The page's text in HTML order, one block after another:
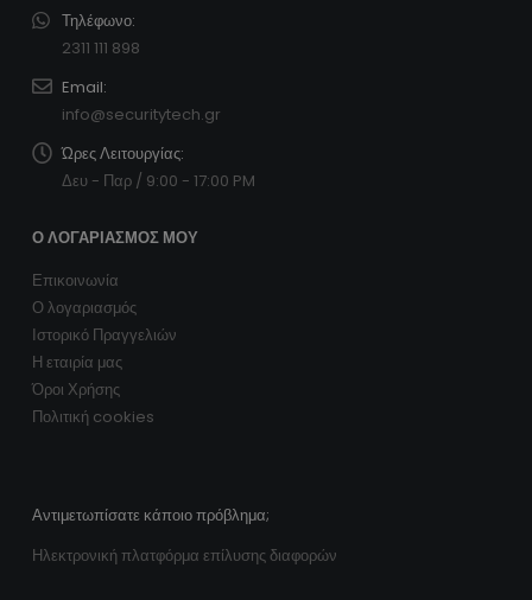
Τηλέφωνο:
2311 111 898
Email:
info@securitytech.gr
Ώρες Λειτουργίας:
Δευ - Παρ / 9:00 - 17:00 PM
Ο ΛΟΓΑΡΙΑΣΜΌΣ ΜΟΥ
Επικοινωνία
Ο λογαριασμός
Ιστορικό Πραγγελιών
Η εταιρία μας
Όροι Χρήσης
Πολιτική cookies
Αντιμετωπίσατε κάποιο πρόβλημα;
Ηλεκτρονική πλατφόρμα επίλυσης διαφορών